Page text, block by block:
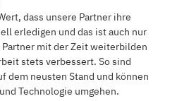
dass unsere Partner ihre
erledigen und das ist auch nur
mit der Zeit weiterbilden
stets verbessert. So sind
dem neusten Stand und können
Technologie umgehen.